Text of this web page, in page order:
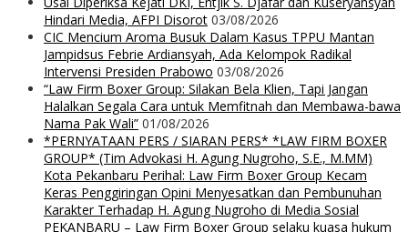
Hindari Media, AFPI Disorot 03/08/2026
CIC Mencium Aroma Busuk Dalam Kasus TPPU Mantan
Jampidsus Febrie Ardiansyah, Ada Kelompok Radikal
Intervensi Presiden Prabowo 03/08/2026
“Law Firm Boxer Group: Silakan Bela Klien, Tapi Jangan
Halalkan Segala Cara untuk Memfitnah dan Membawa-bawa
Nama Pak Wali” 01/08/2026
*PERNYATAAN PERS / SIARAN PERS* *LAW FIRM BOXER
GROUP* (Tim Advokasi H. Agung Nugroho, S.E., M.MM)
Kota Pekanbaru Perihal: Law Firm Boxer Group Kecam
Keras Penggiringan Opini Menyesatkan dan Pembunuhan
Karakter Terhadap H. Agung Nugroho di Media Sosial
PEKANBARU – Law Firm Boxer Group selaku kuasa hukum